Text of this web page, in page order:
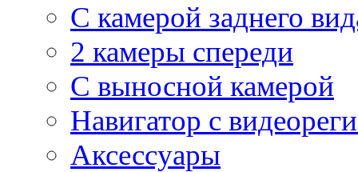
С камерой заднего
2 камеры спереди
С выносной камерой
Навигатор с
Аксессуары